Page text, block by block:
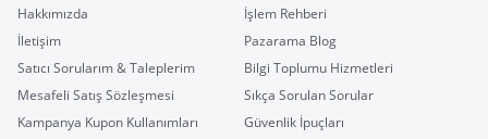
Hakkımızda
İşlem Rehberi
İletişim
Pazarama Blog
Satıcı Sorularım & Taleplerim
Bilgi Toplumu Hizmetleri
Mesafeli Satış Sözleşmesi
Sıkça Sorulan Sorular
Kampanya Kupon Kullanımları
Güvenlik İpuçları